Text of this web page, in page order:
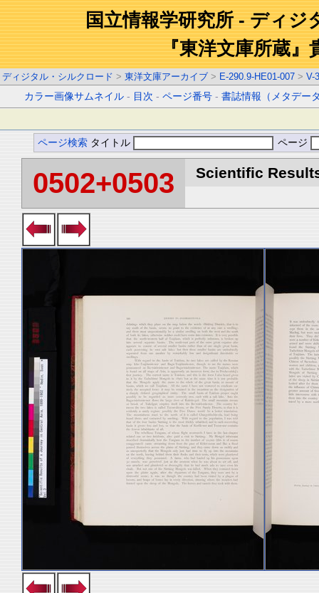
国立情報学研究所 - ディジ
『東洋文庫所蔵』
ディジタル・シルクロード > 東洋文庫アーカイブ > E-290.9-HE01-007 > V-3
カラー画像サムネイル - 目次 -ページ番号 -書誌情報（メタデー
ページ検索 タイトル ページ
0502+0503 Scientific